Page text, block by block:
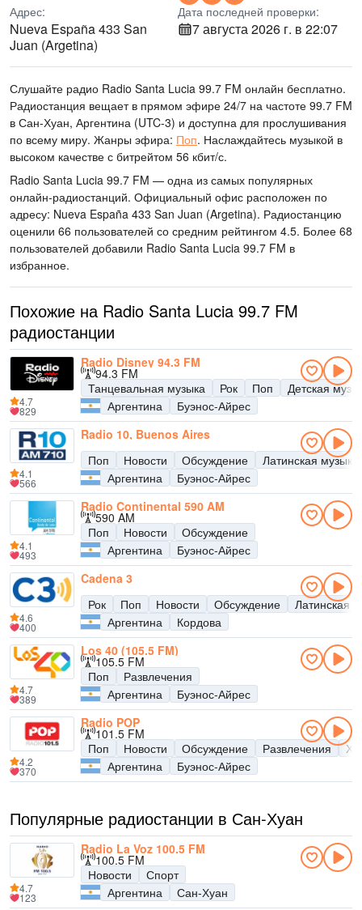
Адрес:
Nueva España 433 San
Juan (Argetina)
Дата последней проверки:
7 августа 2026 г. в 22:07
Слушайте радио Radio Santa Lucia 99.7 FM онлайн бесплатно.
Радиостанция вещает в прямом эфире 24/7 на частоте 99.7 FM
в Сан-Хуан, Аргентина (UTC-3) и доступна для прослушивания
по всему миру. Жанры эфира: Поп. Наслаждайтесь музыкой в
высоком качестве с битрейтом 56 кбит/с.
Radio Santa Lucia 99.7 FM — одна из самых популярных
онлайн-радиостанций. Официальный офис расположен по
адресу: Nueva España 433 San Juan (Argetina). Радиостанцию
оценили 66 пользователей со средним рейтингом 4.5. Более 68
пользователей добавили Radio Santa Lucia 99.7 FM в
избранное.
Похожие на Radio Santa Lucia 99.7 FM
радиостанции
Radio Disney 94.3 FM
94.3 FM
Танцевальная музыка
Рок Поп
Детская
Аргентина
Буэнос-Айрес
4.7
829
Radio 10, Buenos Aires
Поп
Новости Обсуждение
Латинская музыка
Аргентина
Буэнос-Айрес
4.1
566
Radio Continental 590 AM
590 AM
Поп
Новости
Обсуждение
Аргентина
Буэнос-Айрес
4.1
493
Cadena 3
Рок
Поп Новости Обсуждение
Латинская
Аргентина
Кордова
4.6
400
Los 40 (105.5 FM)
105.5 FM
Поп
Развлечения
Аргентина
Буэнос-Айрес
4.7
389
Radio POP
101.5 FM
Поп
Новости Обсуждение Развлечения
Аргентина
Буэнос-Айрес
4.2
370
Популярные радиостанции в Сан-Хуан
Radio La Voz 100.5 FM
100.5 FM
Новости
Спорт
Аргентина
Сан-Хуан
4.7
123